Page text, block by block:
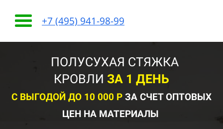
+7 (495) 941-98-99
ПОЛУСУХАЯ СТЯЖКА
КРОВЛИ ЗА 1 ДЕНЬ
С ВЫГОДОЙ ДО 10 000 Р ЗА СЧЕТ ОПТОВЫХ
ЦЕН НА МАТЕРИАЛЫ